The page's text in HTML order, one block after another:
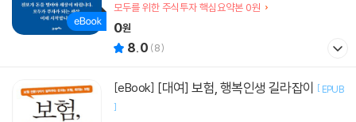
모두를 위한 주식투자 핵심요약본 0원
0원
8.0 (8)
[eBook] [대여] 보험, 행복인생 길라잡이 [ EPUB
]